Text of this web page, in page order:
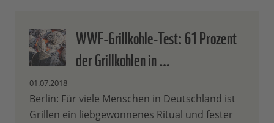
WWF-Grillkohle-Test: 61 Prozent
der Grillkohlen in …
01.07.2018
Berlin: Für viele Menschen in Deutschland ist
Grillen ein liebgewonnenes Ritual und fester